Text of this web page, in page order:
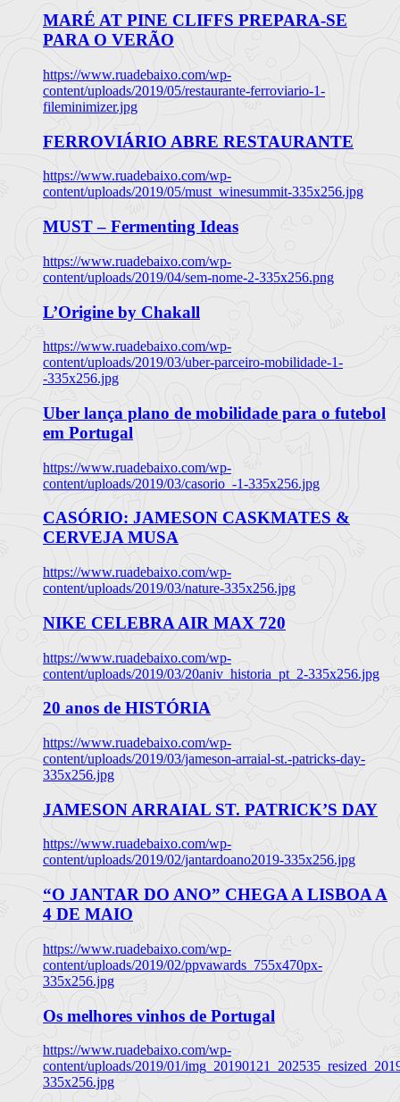
MARÉ AT PINE CLIFFS PREPARA-SE
PARA O VERÃO
https://www.ruadebaixo.com/wp-
content/uploads/2019/05/restaurante-ferroviario-1-
fileminimizer.jpg
FERROVIÁRIO ABRE RESTAURANTE
https://www.ruadebaixo.com/wp-
content/uploads/2019/05/must_winesummit-335x256.jpg
MUST – Fermenting Ideas
https://www.ruadebaixo.com/wp-
content/uploads/2019/04/sem-nome-2-335x256.png
L’Origine by Chakall
https://www.ruadebaixo.com/wp-
content/uploads/2019/03/uber-parceiro-mobilidade-1-
-335x256.jpg
Uber lança plano de mobilidade para o futebol
em Portugal
https://www.ruadebaixo.com/wp-
content/uploads/2019/03/casorio_-1-335x256.jpg
CASÓRIO: JAMESON CASKMATES &
CERVEJA MUSA
https://www.ruadebaixo.com/wp-
content/uploads/2019/03/nature-335x256.jpg
NIKE CELEBRA AIR MAX 720
https://www.ruadebaixo.com/wp-
content/uploads/2019/03/20aniv_historia_pt_2-335x256.jpg
20 anos de HISTÓRIA
https://www.ruadebaixo.com/wp-
content/uploads/2019/03/jameson-arraial-st.-patricks-day-
335x256.jpg
JAMESON ARRAIAL ST. PATRICK’S DAY
https://www.ruadebaixo.com/wp-
content/uploads/2019/02/jantardoano2019-335x256.jpg
“O JANTAR DO ANO” CHEGA A LISBOA A
4 DE MAIO
https://www.ruadebaixo.com/wp-
content/uploads/2019/02/ppvawards_755x470px-
335x256.jpg
Os melhores vinhos de Portugal
https://www.ruadebaixo.com/wp-
content/uploads/2019/01/
335x256.jpg